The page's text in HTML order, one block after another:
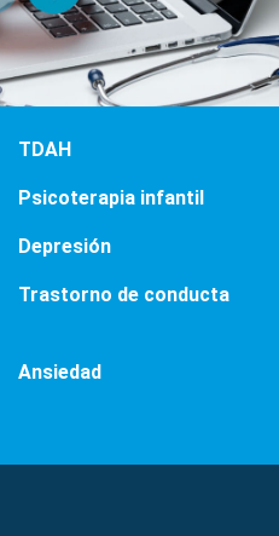
TDAH
Psicoterapia infantil
Depresión
Trastorno de conducta
Ansiedad